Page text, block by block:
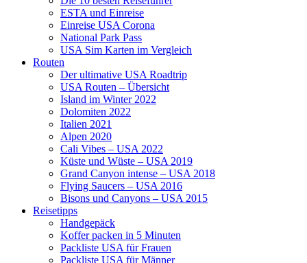
ESTA und Einreise
Einreise USA Corona
National Park Pass
USA Sim Karten im Vergleich
Routen
Der ultimative USA Roadtrip
USA Routen – Übersicht
Island im Winter 2022
Dolomiten 2022
Italien 2021
Alpen 2020
Cali Vibes – USA 2022
Küste und Wüste – USA 2019
Grand Canyon intense – USA 2018
Flying Saucers – USA 2016
Bisons und Canyons – USA 2015
Reisetipps
Handgepäck
Koffer packen in 5 Minuten
Packliste USA für Frauen
Packliste USA für Männer